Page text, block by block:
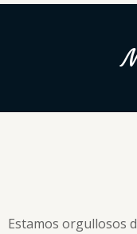
Estamos orgullosos